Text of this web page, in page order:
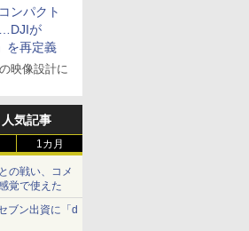
ンパクト
…DJIが
を再定義
映像設計に
気記事
1カ月
の戦い、コメ
覚で使えた
ブン出資に「d